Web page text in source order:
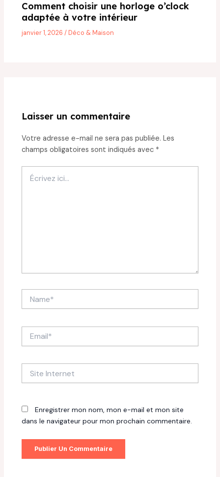
Comment choisir une horloge o’clock
adaptée à votre intérieur
janvier 1, 2026/Déco & Maison
Laisser un commentaire
Votre adresse e-mail ne sera pas publiée. Les
champs obligatoires sont indiqués avec *
ici…
Internet
Enregistrer mon nom, mon e-mail et mon site
dans le navigateur pour mon prochain commentaire.